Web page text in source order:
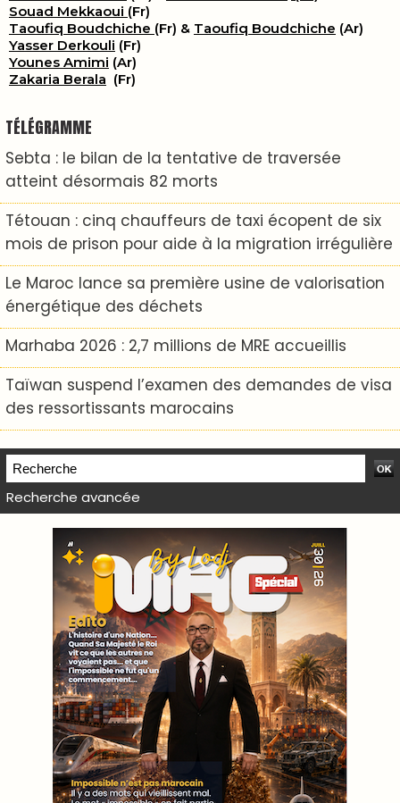
Souad Mekkaoui (Fr)
Taoufiq Boudchiche (Fr) & Taoufiq Boudchiche (Ar)
Yasser Derkouli (Fr)
Younes Amimi (Ar)
Zakaria Berala (Fr)
TÉLÉGRAMME
Sebta : le bilan de la tentative de traversée
atteint désormais 82 morts
Tétouan : cinq chauffeurs de taxi écopent de six
mois de prison pour aide à la migration irrégulière
Le Maroc lance sa première usine de valorisation
énergétique des déchets
Marhaba 2026 : 2,7 millions de MRE accueillis
Taïwan suspend l’examen des demandes de visa
des ressortissants marocains
Recherche avancée
WEB TV LODJ24 : Youtube, kick et twitch
Plein écran